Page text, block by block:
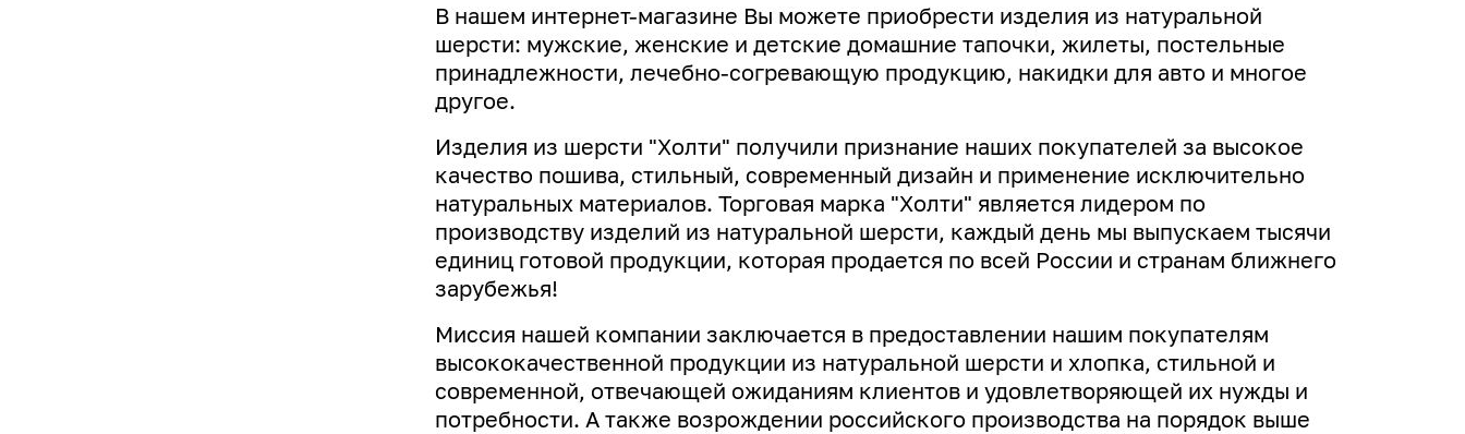
В нашем интернет-магазине Вы можете приобрести изделия из натуральной
шерсти: мужские, женские и детские домашние тапочки, жилеты, постельные
принадлежности, лечебно-согревающую продукцию, накидки для авто и многое
другое.
Изделия из шерсти "Холти" получили признание наших покупателей за высокое
качество пошива, стильный, современный дизайн и применение исключительно
натуральных материалов. Торговая марка "Холти" является лидером по
производству изделий из натуральной шерсти, каждый день мы выпускаем тысячи
единиц готовой продукции, которая продается по всей России и странам ближнего
зарубежья!
Миссия нашей компании заключается в предоставлении нашим покупателям
высококачественной продукции из натуральной шерсти и хлопка, стильной и
современной, отвечающей ожиданиям клиентов и удовлетворяющей их нужды и
потребности. А также возрождении российского производства на порядок выше